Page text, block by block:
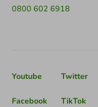
0800 602 6918
Youtube Twitter
Facebook TikTok